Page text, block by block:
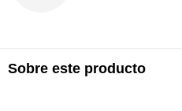
Sobre este producto